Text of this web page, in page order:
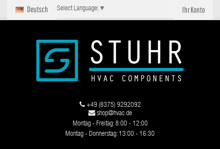
Ihr Konto
Deutsch Select Language ▼
+49 (8375) 9292092
shop@hvac.de
Montag - Freitag: 8:00 - 12:00
Montag - Donnerstag: 13:00 - 16:30